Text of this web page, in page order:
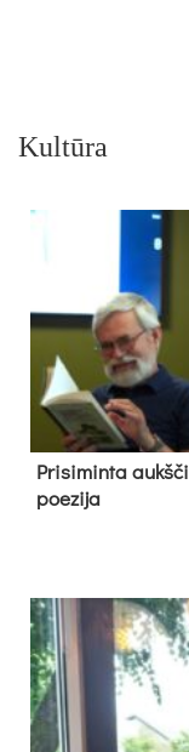
Kultūra
Pri­si­min­ta
poe­zi­ja